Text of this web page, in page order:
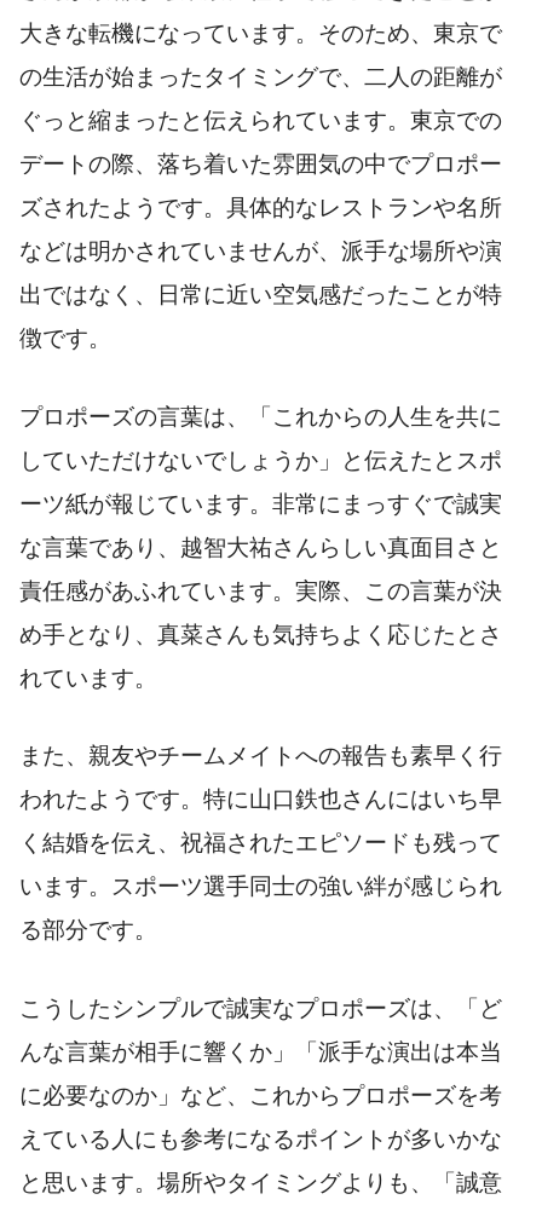
大きな転機になっています。そのため、東京で
の生活が始まったタイミングで、二人の距離が
ぐっと縮まったと伝えられています。東京での
デートの際、落ち着いた雰囲気の中でプロポー
ズされたようです。具体的なレストランや名所
などは明かされていませんが、派手な場所や演
出ではなく、日常に近い空気感だったことが特
徴です。
プロポーズの言葉は、「これからの人生を共に
していただけないでしょうか」と伝えたとスポ
ーツ紙が報じています。非常にまっすぐで誠実
な言葉であり、越智大祐さんらしい真面目さと
責任感があふれています。実際、この言葉が決
め手となり、真菜さんも気持ちよく応じたとさ
れています。
また、親友やチームメイトへの報告も素早く行
われたようです。特に山口鉄也さんにはいち早
く結婚を伝え、祝福されたエピソードも残って
います。スポーツ選手同士の強い絆が感じられ
る部分です。
こうしたシンプルで誠実なプロポーズは、「ど
んな言葉が相手に響くか」「派手な演出は本当
に必要なのか」など、これからプロポーズを考
えている人にも参考になるポイントが多いかな
と思います。場所やタイミングよりも、「誠意